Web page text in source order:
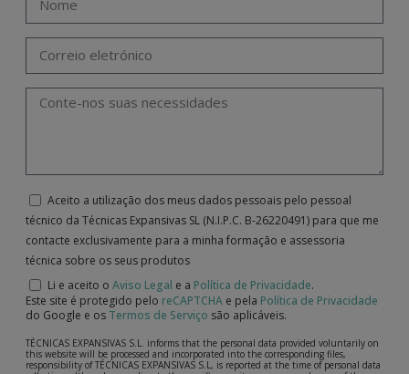
Aceito a utilização dos meus dados pessoais pelo pessoal
técnico da Técnicas Expansivas SL (N.I.P.C. B-26220491) para que me
contacte exclusivamente para a minha formação e assessoria
técnica sobre os seus produtos
Li e aceito o Aviso Legal e a Política de Privacidade.
Este site é protegido pelo reCAPTCHA e pela Política de Privacidade
do Google e os Termos de Serviço são aplicáveis.
TÉCNICAS EXPANSIVAS S.L. informs that the personal data provided voluntarily on
this website will be processed and incorporated into the corresponding files,
responsibility of TÉCNICAS EXPANSIVAS S.L, is reported at the time of personal data